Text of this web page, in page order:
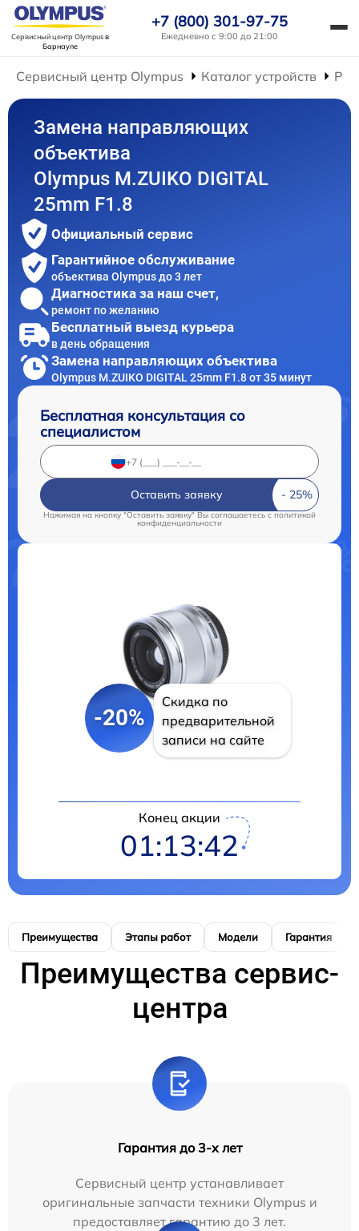
Сервисный центр Olympusв
Барнауле
+7 (800) 301-97-75
Ежедневно с 9:00 до 21:00
Сервисный центр Olympus Каталог устройств
Замена направляющих
объектива
Olympus M.ZUIKO DIGITAL
25mm F1.8
Официальный сервис
Гарантийное обслуживание
объектива Olympus до 3 лет
Диагностика за наш счет,
ремонт по желанию
Бесплатный выезд курьера
в день обращения
Замена направляющих объектива
Olympus M.ZUIKO DIGITAL 25mm F1.8 от 35 минут
Бесплатная консультация со
специалистом
Оставить заявку
Нажимая на кнопку "Оставить заявку" Вы соглашаетесь c политикой
конфиденциальности
-20%
Скидка по
предварительной
записи на сайте
Конец акции
01:13:41
Преимущества Этапы работ Модели Гарантия
Преимущества сервис-
центра
Гарантия до 3-х лет
Сервисный центр устанавливает
оригинальные запчасти техники Olympus и
предоставляет гарантию до 3 лет.